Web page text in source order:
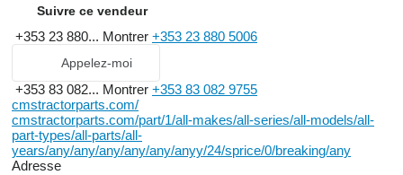
Suivre ce vendeur
+353 23 880... Montrer +353 23 880 5006
Appelez-moi
+353 83 082... Montrer +353 83 082 9755
cmstractorparts.com/
cmstractorparts.com/part/1/all-makes/all-series/all-models/all-
part-types/all-parts/all-
years/any/any/any/any/any/anyy/24/sprice/0/breaking/any
Adresse